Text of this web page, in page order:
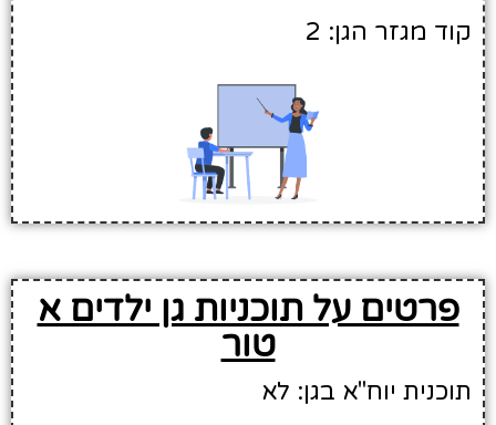
קוד מגזר הגן: 2
פרטים על תוכניות גן ילדים א
טור
תוכנית יוח"א בגן: לא